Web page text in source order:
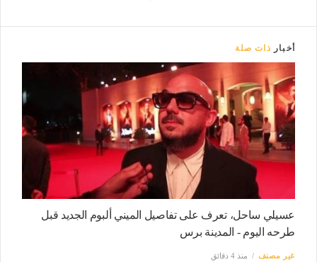
أخبار ذات صلة
عسيلي ساحل، تعرف على تفاصيل الميني ألبوم الجديد قبل
طرحه اليوم - المدينة برس
غير مصنف منذ 4 دقائق